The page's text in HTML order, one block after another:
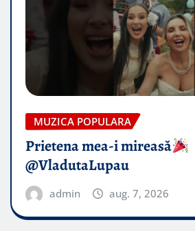
MUZICA POPULARA
Prietena mea-i mireasă​
@VladutaLupau
admin aug. 7, 2026